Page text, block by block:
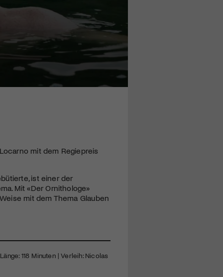
mit dem Regiepreis
ist einer der
Mit «Der Ornithologe»
mit dem Thema Glauben
118 Minuten | Verleih: Nicolas